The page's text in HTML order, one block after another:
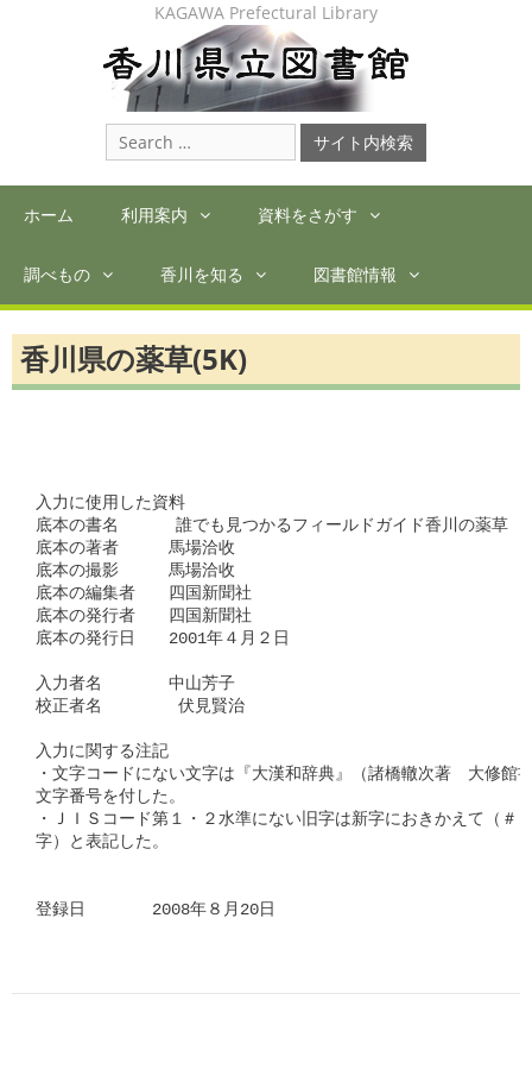
KAGAWA Prefectural Library
Search
for:
ホーム 利用案内 資料をさがす
調べもの 香川を知る 図書館情報
香川県の薬草(5K)
入力に使用した資料
底本の書名      誰でも見つかるフィールドガイド香川の薬草
底本の著者　　　馬場洽收
底本の撮影　　　馬場洽收
底本の編集者　　四国新聞社
底本の発行者　　四国新聞社
底本の発行日　　2001年４月２日
入力者名　　　　中山芳子
校正者名        伏見賢治
入力に関する注記
・文字コードにない文字は『大漢和辞典』（諸橋轍次著　大修館
文字番号を付した。
・ＪＩＳコード第１・２水準にない旧字は新字におきかえて（＃
字）と表記した。
登録日　　　　2008年８月20日